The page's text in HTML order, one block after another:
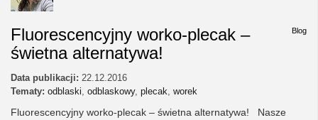
Blog
Fluorescencyjny worko-plecak –
świetna alternatywa!
Data publikacji: 22.12.2016
Tematy: odblaski, odblaskowy, plecak, worek
Fluorescencyjny worko-plecak – świetna alternatywa! Nasze